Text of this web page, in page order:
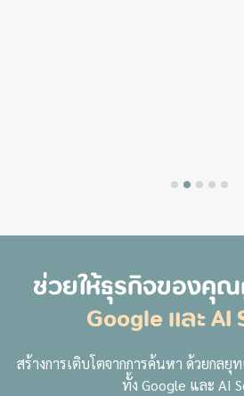
ช่วยให้ธุรกิจของคุ
Google และ
สร้างการเติบโตจากการค้นหา ด้วยกลยุ
ทั้ง Google และ AI